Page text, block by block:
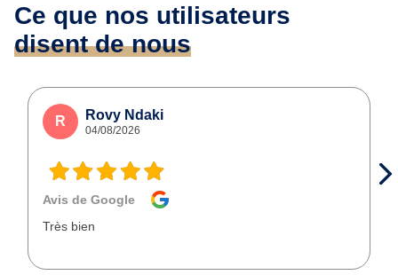
Ce que nos utilisateurs
disent de nous
R Rovy Ndaki
04/08/2026
Avis de Google
Très bien